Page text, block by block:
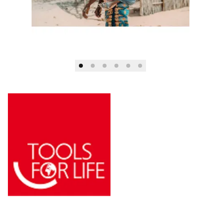
Länderauswahl